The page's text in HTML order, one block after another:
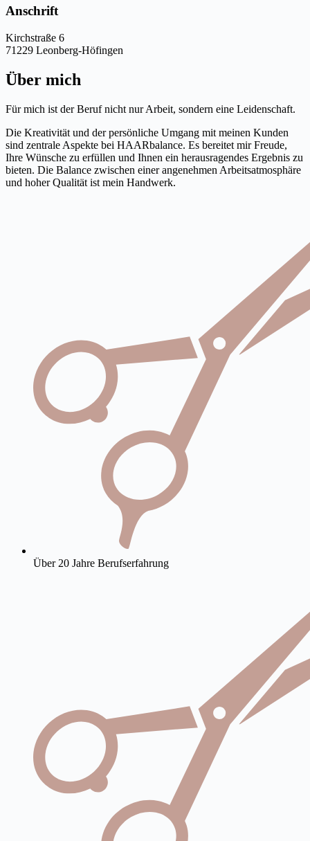
Anschrift
Kirchstraße 6
71229 Leonberg-Höfingen
Über mich
Für mich ist der Beruf nicht nur Arbeit, sondern eine Leidenschaft.
Die Kreativität und der persönliche Umgang mit meinen Kunden
sind zentrale Aspekte bei HAARbalance. Es bereitet mir Freude,
Ihre Wünsche zu erfüllen und Ihnen ein herausragendes Ergebnis zu
bieten. Die Balance zwischen einer angenehmen Arbeitsatmosphäre
und hoher Qualität ist mein Handwerk.
Über 20 Jahre Berufserfahrung